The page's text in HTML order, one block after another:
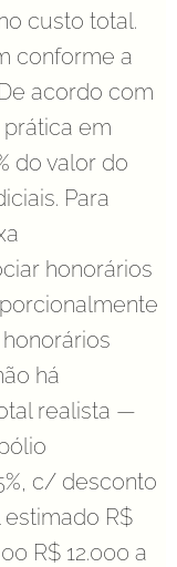
custo total.
conforme a
acordo com
prática em
do valor do
Para
honorários
há
realista —
c/ desconto
estimado R$
R$ 12.000 a